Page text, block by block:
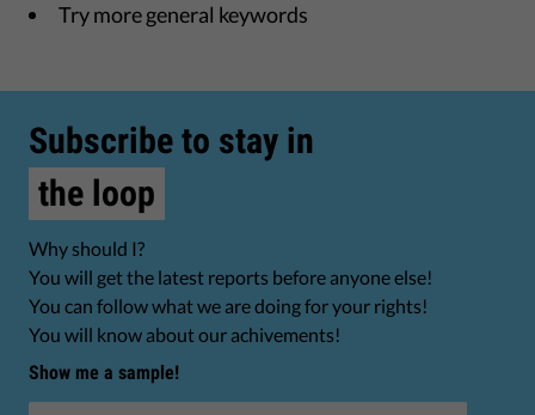
Try more general keywords
Subscribe to stay in
the loop
Why should I?
You will get the latest reports before anyone else!
You can follow what we are doing for your rights!
You will know about our achivements!
Show me a sample!